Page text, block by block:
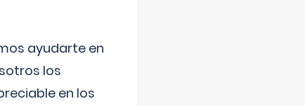
ayudarte en
los
en los